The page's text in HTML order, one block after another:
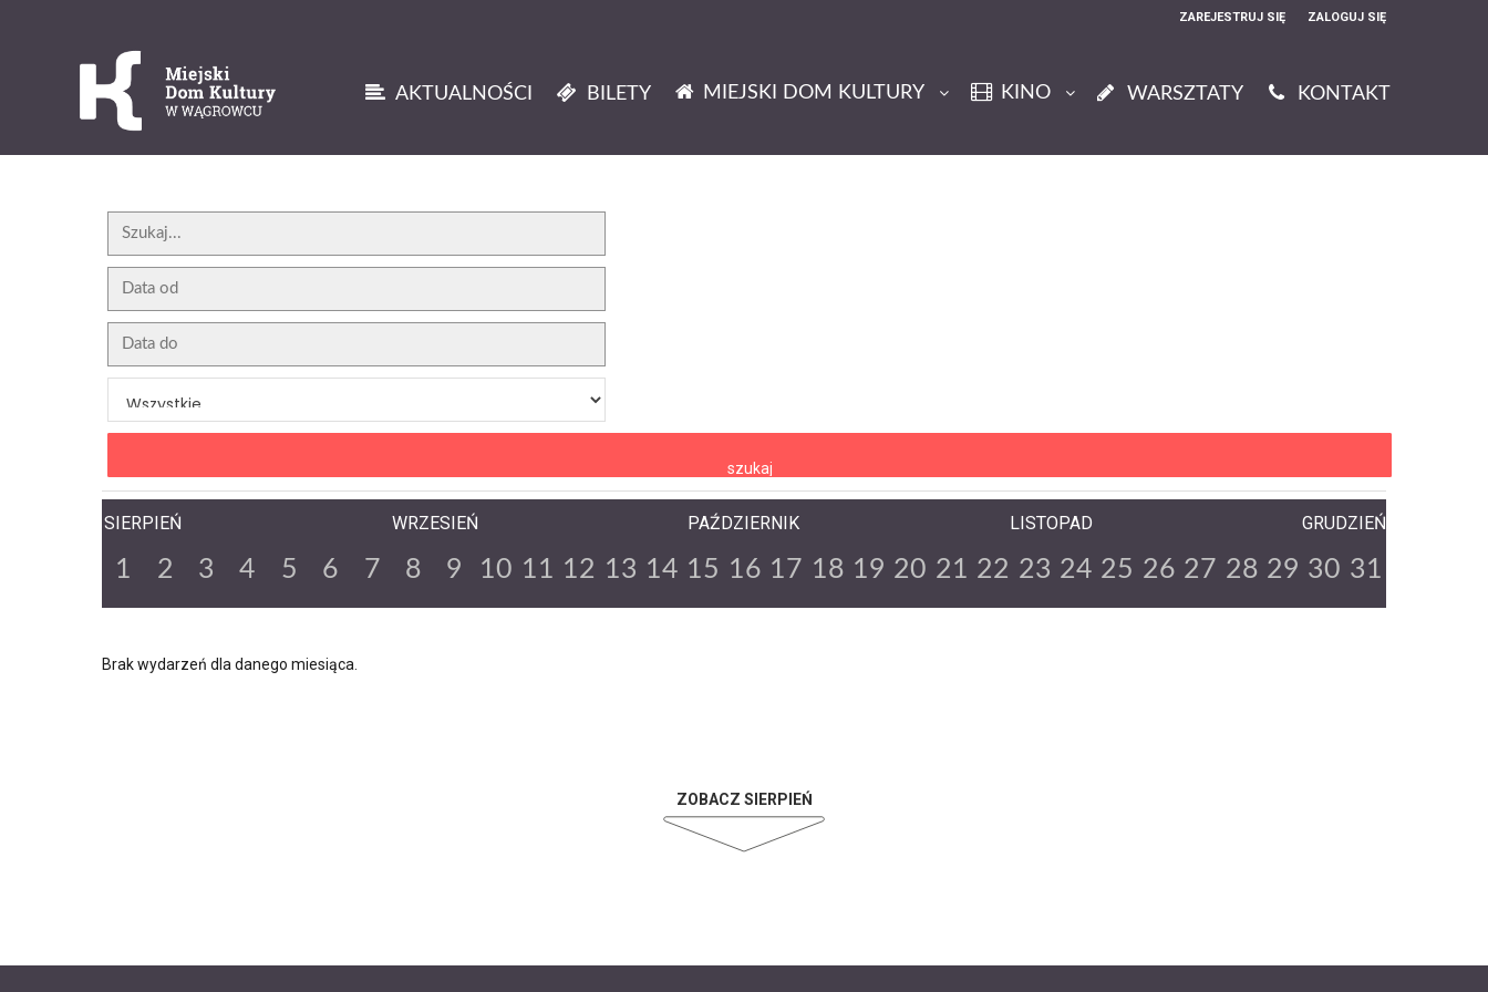
'
ZAREJESTRUJ SIĘ ZALOGUJ SIĘ
0,00
AKTUALNOŚCI BILETY MIEJSKI DOM KULTURY KINO WARSZTATY KONTAKT
SIERPIEŃ WRZESIEŃ PAŹDZIERNIK LISTOPAD GRUDZIEŃ
1 2 3 4 5 6 7 8 9 10 11 12 13 14 15 16 17 18 19 20 21 22 23 24 25 26 27 28 29 30 31
Brak wydarzeń dla danego miesiąca.
ZOBACZ SIERPIEŃ